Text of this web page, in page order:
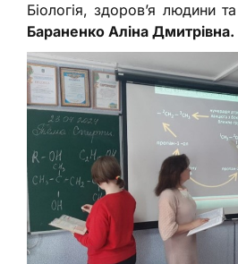
Біологія, здоров’я людини
Бараненко Аліна Дмитрівна.